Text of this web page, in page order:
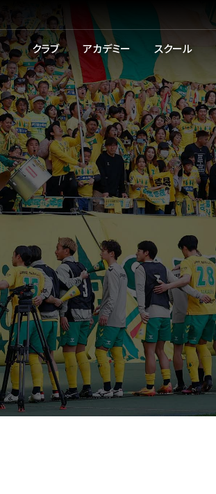
クラブ アカデミー スクール